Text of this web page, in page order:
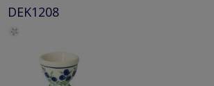
DEK1208